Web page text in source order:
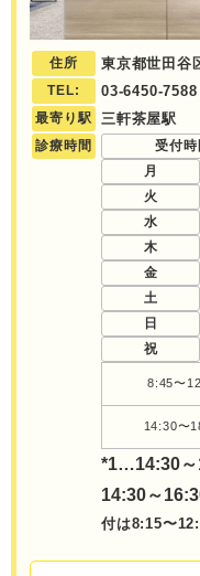
住所 東京都世田
TEL: 03-6450-7588
最寄り駅 三軒茶屋駅
診療時間
受付時
月
火
水
木
金
土
日
祝
8:45〜
14:30〜
*1…14:30
14:30～
付は8:15〜